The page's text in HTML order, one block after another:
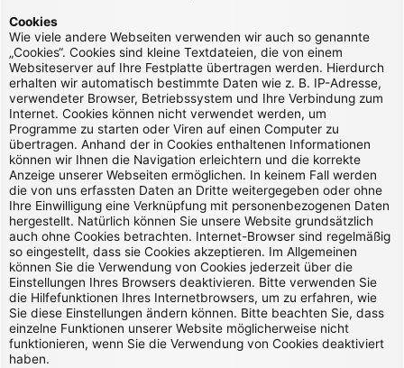
Cookies
Wie viele andere Webseiten verwenden wir auch so genannte
„Cookies“. Cookies sind kleine Textdateien, die von einem
Websiteserver auf Ihre Festplatte übertragen werden. Hierdurch
erhalten wir automatisch bestimmte Daten wie z. B. IP-Adresse,
verwendeter Browser, Betriebssystem und Ihre Verbindung zum
Internet. Cookies können nicht verwendet werden, um
Programme zu starten oder Viren auf einen Computer zu
übertragen. Anhand der in Cookies enthaltenen Informationen
können wir Ihnen die Navigation erleichtern und die korrekte
Anzeige unserer Webseiten ermöglichen. In keinem Fall werden
die von uns erfassten Daten an Dritte weitergegeben oder ohne
Ihre Einwilligung eine Verknüpfung mit personenbezogenen Daten
hergestellt. Natürlich können Sie unsere Website grundsätzlich
auch ohne Cookies betrachten. Internet-Browser sind regelmäßig
so eingestellt, dass sie Cookies akzeptieren. Im Allgemeinen
können Sie die Verwendung von Cookies jederzeit über die
Einstellungen Ihres Browsers deaktivieren. Bitte verwenden Sie
die Hilfefunktionen Ihres Internetbrowsers, um zu erfahren, wie
Sie diese Einstellungen ändern können. Bitte beachten Sie, dass
einzelne Funktionen unserer Website möglicherweise nicht
funktionieren, wenn Sie die Verwendung von Cookies deaktiviert
haben.